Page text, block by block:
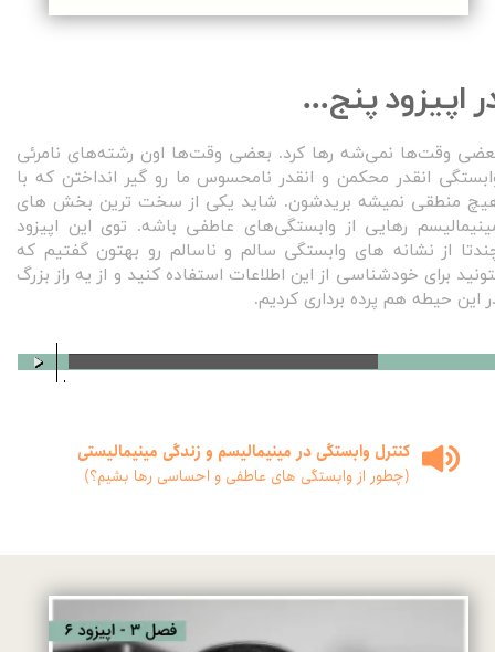
اپیزود پنج...
وقت‌ها نمی‌شه رها کرد. بعضی وقت‌ها اون رشته‌های نامرئی
انقدر محکمن و انقدر نامحسوس ما رو گیر انداختن که با
منطقی نمیشه بریدشون. شاید یکی از سخت ترین بخش های
رهایی از وابستگی‌های عاطفی باشه. توی این اپیزود
از نشانه های وابستگی سالم و ناسالم رو بهتون گفتیم که
برای خودشناسی از این اطلاعات استفاده کنید و از یه راز بزرگ
این حیطه هم پرده برداری کردیم.
کنترل وابستگی در مینیمالیسم و زندگی مینیمالیستی
(چطور از وابستگی های عاطفی و احساسی رها بشیم؟)